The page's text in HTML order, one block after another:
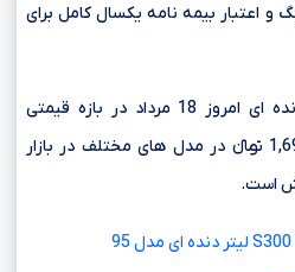
اعتبار بیمه نامه یکسال کامل برای
خودرو آریو S300 1.6 لیتر دنده ای امروز 18 مرداد در بازه قیمتی
1,290,000,000 تا 1,690,000,000 تومانءءء در مدل های مختلف در بازار
است.